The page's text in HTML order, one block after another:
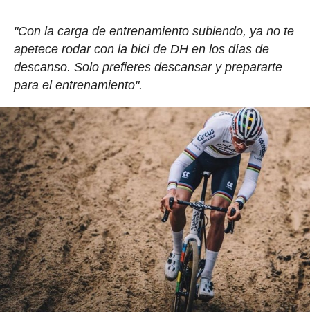
"Con la carga de entrenamiento subiendo, ya no te
apetece rodar con la bici de DH en los días de
descanso. Solo prefieres descansar y prepararte
para el entrenamiento".